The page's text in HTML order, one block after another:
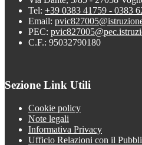
Tel: +39 0383 41759 - 0383
Email:
PEC:
C.F.: 95032790180
Sezione Link Utili
Cookie policy
Note legali
Informativa Privacy
Ufficio Relazioni con il